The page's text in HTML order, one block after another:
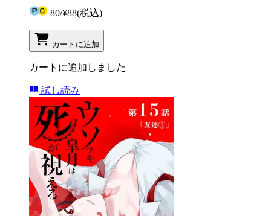
80/¥88(税込)
カートに追加
カートに追加しました
試し読み